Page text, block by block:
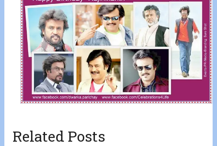
Related Posts